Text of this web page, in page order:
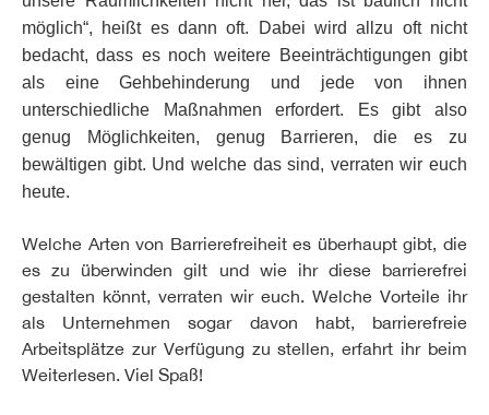
möglich“, heißt es dann oft. Dabei wird allzu oft nicht
bedacht, dass es noch weitere Beeinträchtigungen gibt
als eine Gehbehinderung und jede von ihnen
unterschiedliche Maßnahmen erfordert. Es gibt also
genug Möglichkeiten, genug Barrieren, die es zu
bewältigen gibt. Und welche das sind, verraten wir euch
heute.
Welche Arten von Barrierefreiheit es überhaupt gibt, die
es zu überwinden gilt und wie ihr diese barrierefrei
gestalten könnt, verraten wir euch. Welche Vorteile ihr
als Unternehmen sogar davon habt, barrierefreie
Arbeitsplätze zur Verfügung zu stellen, erfahrt ihr beim
Weiterlesen. Viel Spaß!